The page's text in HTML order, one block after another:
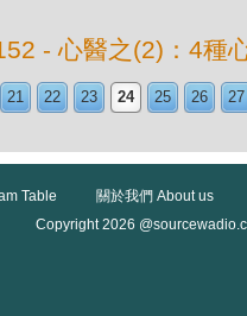
- 心醫之(2)：4種
21 22 23 24 25 26 27
Table
關於我們 About us
Copyright 2026